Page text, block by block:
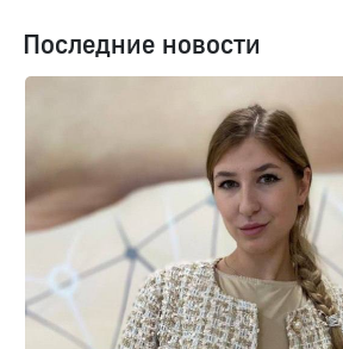
Последние новости